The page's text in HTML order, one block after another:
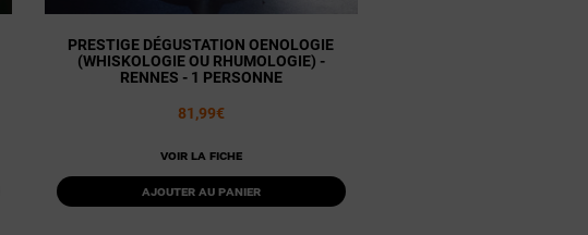
PRESTIGE DÉGUSTATION OENOLOGIE
(WHISKOLOGIE OU RHUMOLOGIE) -
RENNES - 1 PERSONNE
81,99€
Voir la fiche
Ajouter au panier